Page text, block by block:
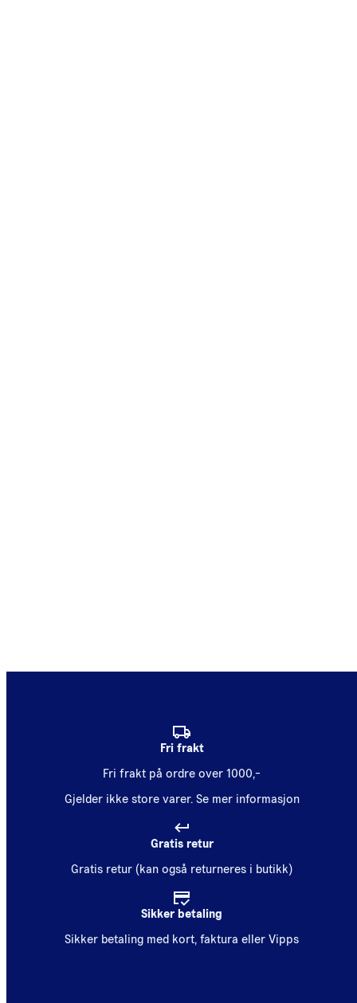
Fri frakt
Fri frakt på ordre over 1000,-
Gjelder ikke store varer. Se mer informasjon
Gratis retur
Gratis retur (kan også returneres i butikk)
Sikker betaling
Sikker betaling med kort, faktura eller Vipps